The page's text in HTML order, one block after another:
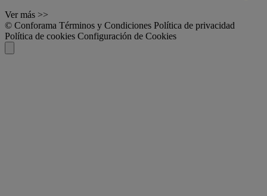
Ver más >>
© Conforama Términos y Condiciones Política de privacidad
Política de cookies Configuración de Cookies